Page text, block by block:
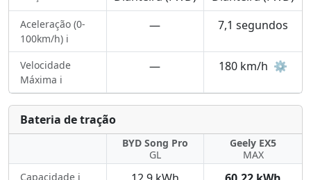
Aceleração (0-
100km/h) ℹ️
— 7,1 segundos
Velocidade
Máxima ℹ️
— 180 km/h ⚙️
Bateria de tração
BYD Song Pro
GL
Geely EX5
MAX
Capacidade ℹ️